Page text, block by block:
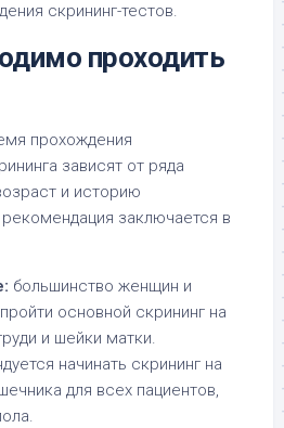
скрининг-тестов.
проходить
прохождения
зависят от ряда
и историю
заключается в
большинство женщин и
основной скрининг на
и шейки матки.
начинать скрининг на
для всех пациентов,